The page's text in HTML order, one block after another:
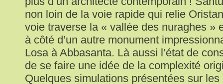
non loin de la voie rapide qui relie
voie traverse la « vallée des nuraghes »
à côté d’un autre monument
Losa à Abbasanta. Là aussi l’état de
de se faire une idée de la complexité
Quelques simulations présentées sur les